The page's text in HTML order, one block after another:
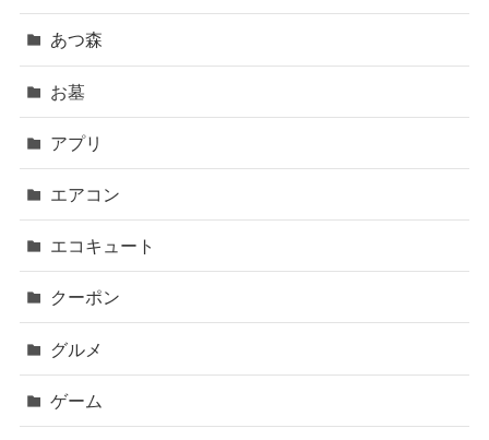
あつ森
お墓
アプリ
エアコン
エコキュート
クーポン
グルメ
ゲーム